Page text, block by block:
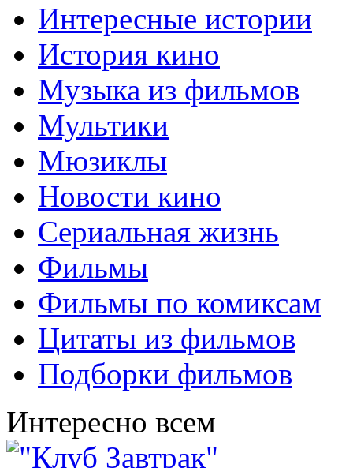
Интересные истории
История кино
Музыка из фильмов
Мультики
Мюзиклы
Новости кино
Сериальная жизнь
Фильмы
Фильмы по комиксам
Цитаты из фильмов
Подборки фильмов
Интересно всем